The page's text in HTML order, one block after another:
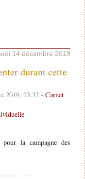
14 décembre 2019
durant cette
2019, 23:32 - Carnet
la campagne des